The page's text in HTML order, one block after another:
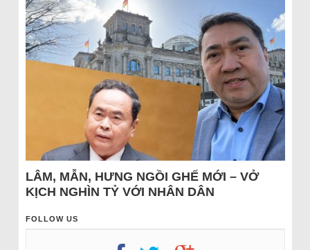
LÂM, MẪN, HƯNG NGỒI GHẾ MỚI – VỞ
KỊCH NGHÌN TỶ VỚI NHÂN DÂN
FOLLOW US